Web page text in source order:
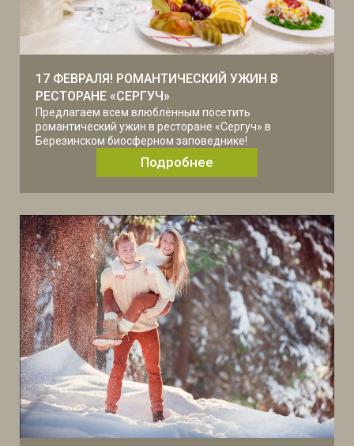
17 ФЕВРАЛЯ! РОМАНТИЧЕСКИЙ УЖИН В
РЕСТОРАНЕ «СЕРГУЧ»
Предлагаем всем влюблённым посетить
романтический ужин в ресторане «Сергуч» в
Березинском биосферном заповеднике!
Подробнее